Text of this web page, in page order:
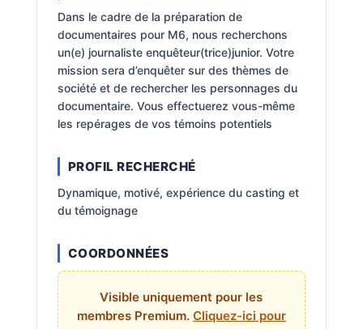
Dans le cadre de la préparation de
documentaires pour M6, nous recherchons
un(e) journaliste enquêteur(trice)junior. Votre
mission sera d’enquêter sur des thèmes de
société et de rechercher les personnages du
documentaire. Vous effectuerez vous-même
les repérages de vos témoins potentiels
PROFIL RECHERCHÉ
Dynamique, motivé, expérience du casting et
du témoignage
COORDONNÉES
Visible uniquement pour les
membres Premium. Cliquez-ici pour